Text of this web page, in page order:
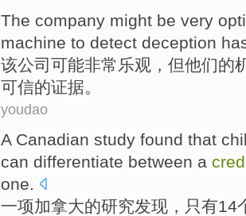
The company might be very
machine to detect deception
该公司 可能非常 乐观 ， 但他们的
可信的证据。
youdao
A Canadian study found that
can differentiate between a
one.
一项加拿大的研究发现 ， 只有14